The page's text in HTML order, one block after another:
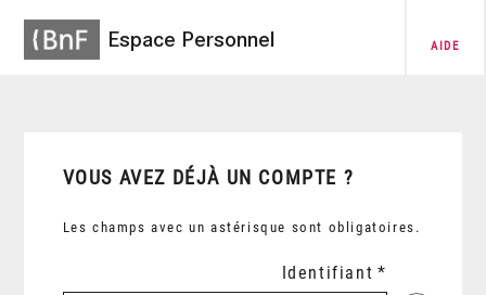
Espace Personnel AIDE
VOUS AVEZ DÉJÀ UN COMPTE ?
Les champs avec un astérisque sont obligatoires.
Identifiant